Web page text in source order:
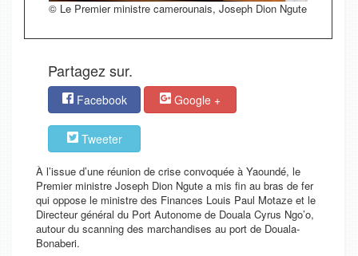
© Le Premier ministre camerounais, Joseph Dion Ngute
Partagez sur.
Facebook Google +
Tweeter
À l’issue d’une réunion de crise convoquée à Yaoundé, le
Premier ministre Joseph Dion Ngute a mis fin au bras de fer
qui oppose le ministre des Finances Louis Paul Motaze et le
Directeur général du Port Autonome de Douala Cyrus Ngo’o,
autour du scanning des marchandises au port de Douala-
Bonaberi.